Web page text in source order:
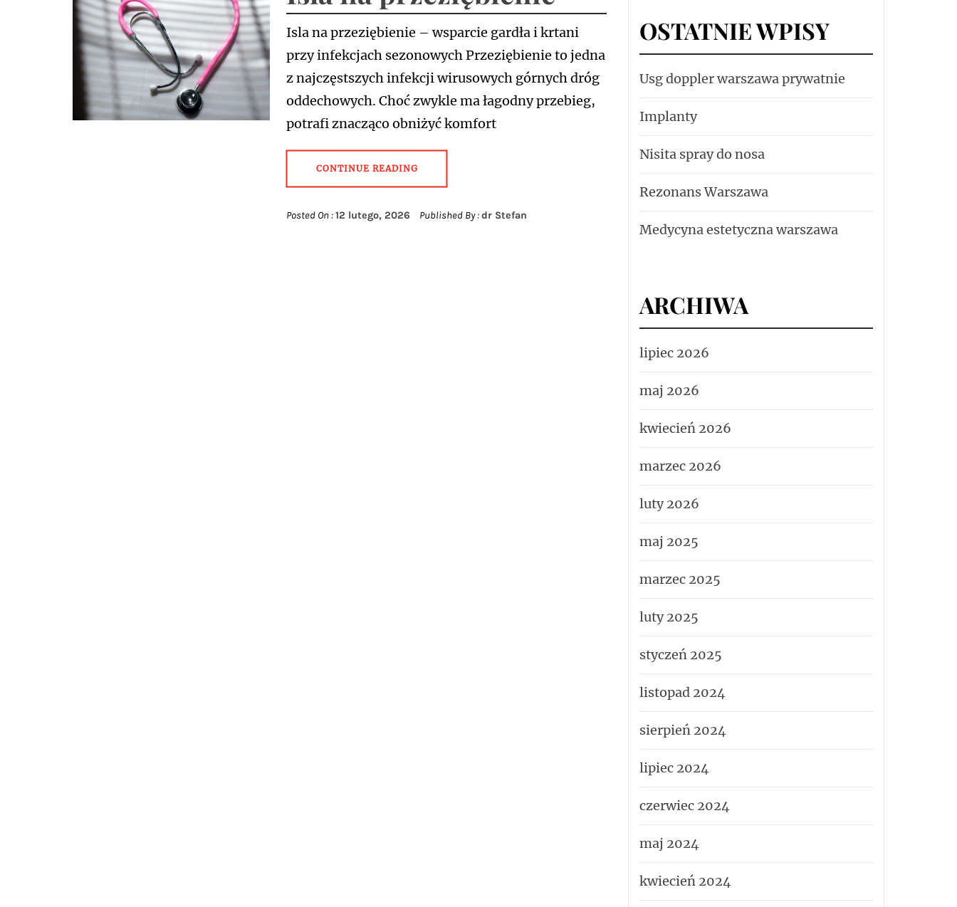
Isla na przeziębienie – wsparcie gardła i krtani
przy infekcjach sezonowych Przeziębienie to jedna
z najczęstszych infekcji wirusowych górnych dróg
oddechowych. Choć zwykle ma łagodny przebieg,
potrafi znacząco obniżyć komfort
CONTINUE READING
Posted On :12 lutego, 2026 Published By :dr Stefan
OSTATNIE WPISY
Usg doppler warszawa prywatnie
Implanty
Nisita spray do nosa
Rezonans Warszawa
Medycyna estetyczna warszawa
ARCHIWA
lipiec 2026
maj 2026
kwiecień 2026
marzec 2026
luty 2026
maj 2025
marzec 2025
luty 2025
styczeń 2025
listopad 2024
sierpień 2024
lipiec 2024
czerwiec 2024
maj 2024
kwiecień 2024